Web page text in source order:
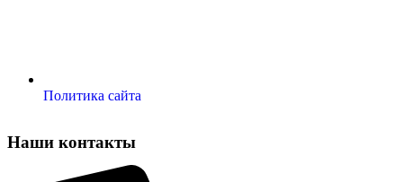
Политика сайта
Наши контакты